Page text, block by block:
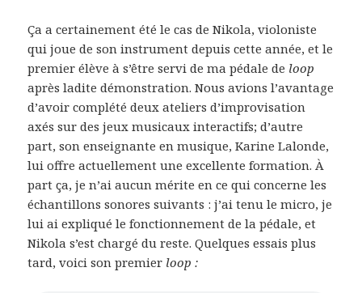
Ça a certainement été le cas de Nikola, violoniste
qui joue de son instrument depuis cette année, et le
premier élève à s’être servi de ma pédale de loop
après ladite démonstration. Nous avions l’avantage
d’avoir complété deux ateliers d’improvisation
axés sur des jeux musicaux interactifs; d’autre
part, son enseignante en musique, Karine Lalonde,
lui offre actuellement une excellente formation. À
part ça, je n’ai aucun mérite en ce qui concerne les
échantillons sonores suivants : j’ai tenu le micro, je
lui ai expliqué le fonctionnement de la pédale, et
Nikola s’est chargé du reste. Quelques essais plus
tard, voici son premier loop :